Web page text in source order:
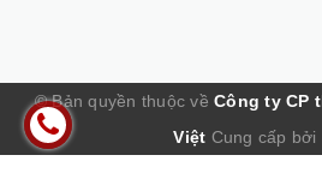
© Bản quyền thuộc về Công ty CP
Việt Cung cấp bởi